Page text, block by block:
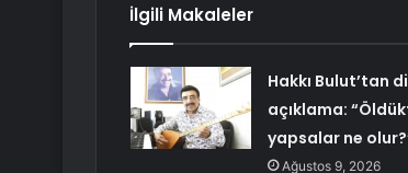
İlgili Makaleler
Hakkı Bulut’tan
açıklama:
yapsalar ne
Ağustos 9, 2026